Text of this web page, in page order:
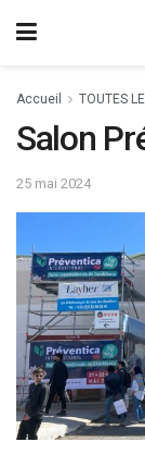
Accueil TOUTES
Salon
25 mai 2024